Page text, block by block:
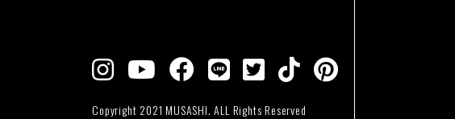
Copyright 2021 MUSASHI. ALL Rights Reserved